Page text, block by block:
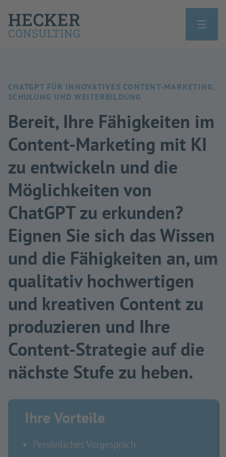
CHATGPT FÜR INNOVATIVES CONTENT-MARKETING,
SCHULUNG UND WEITERBILDUNG
Bereit, Ihre Fähigkeiten im
Content-Marketing mit KI
zu entwickeln und die
Möglichkeiten von
ChatGPT zu erkunden?
Eignen Sie sich das Wissen
und die Fähigkeiten an, um
qualitativ hochwertigen
und kreativen Content zu
produzieren und Ihre
Content-Strategie auf die
nächste Stufe zu heben.
Ihre Vorteile
Persönliches Vorgespräch